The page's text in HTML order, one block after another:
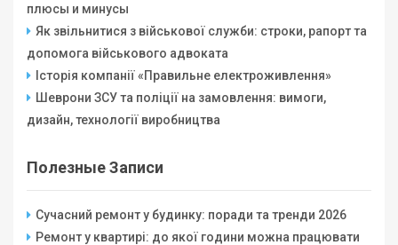
плюсы и минусы
Як звільнитися з військової служби: строки, рапорт та
допомога військового адвоката
Історія компанії «Правильне електроживлення»
Шеврони ЗСУ та поліції на замовлення: вимоги,
дизайн, технології виробництва
Полезные Записи
Сучасний ремонт у будинку: поради та тренди 2026
Ремонт у квартирі: до якої години можна працювати